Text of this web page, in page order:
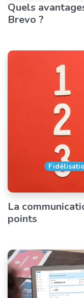
Quels
Brevo ?
La
points